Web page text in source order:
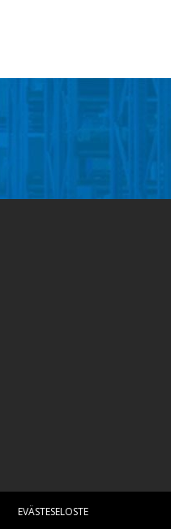
EVÄSTESELOSTE